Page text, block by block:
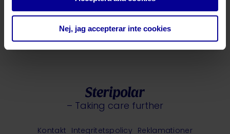
Nej, jag accepterar inte cookies
VAMA Cannula – guide för fiberskop
med bitskydd
Intubation Intubation
– Taking care further
Kontakt Integritetspolicy Reklamationer